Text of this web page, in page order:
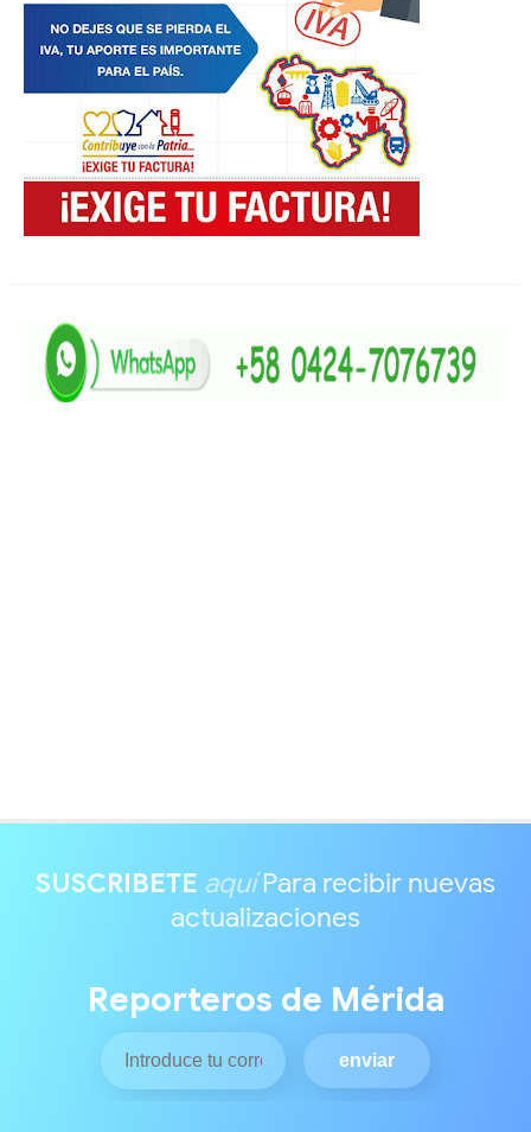
SUSCRIBETE aquíPara recibir nuevas
actualizaciones
Reporteros de Mérida